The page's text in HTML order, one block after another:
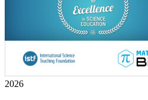
2026